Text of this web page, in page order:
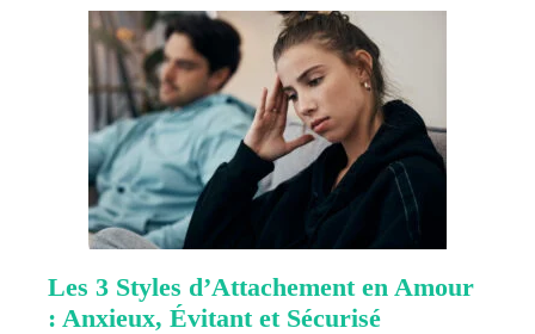
Les 3 Styles d’Attachement en Amour
: Anxieux, Évitant et Sécurisé